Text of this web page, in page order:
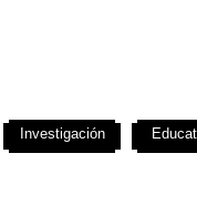
Investigación